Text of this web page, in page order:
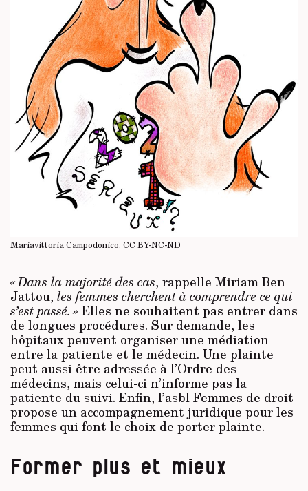
Mariavittoria Campodonico. CC BY-NC-ND
« Dans la majorité des cas, rappelle Miriam Ben
Jattou, les femmes cherchent à comprendre ce qui
s’est passé. » Elles ne souhaitent pas entrer dans
de longues procédures. Sur demande, les
hôpitaux peuvent organiser une médiation
entre la patiente et le médecin. Une plainte
peut aussi être adressée à l’Ordre des
médecins, mais celui-ci n’informe pas la
patiente du suivi. Enfin, l’asbl Femmes de droit
propose un accompagnement juridique pour les
femmes qui font le choix de porter plainte.
Former plus et mieux